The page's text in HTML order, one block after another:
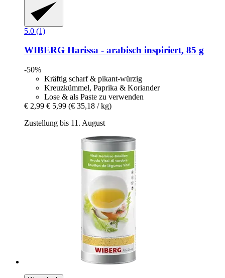
5.0 (1)
WIBERG Harissa -​ arabisch inspiriert, 85 g
-50%
Kräftig scharf & pikant-würzig
Kreuzkümmel, Paprika & Koriander
Lose & als Paste zu verwenden
€ 2,99 € 5,99 (€ 35,18 / kg)
Zustellung bis 11. August